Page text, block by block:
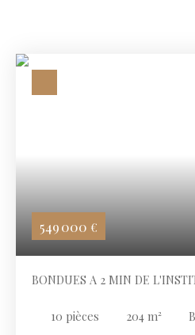
549 000 €
BONDUES A 2 MIN DE
10 pièces 204 m²